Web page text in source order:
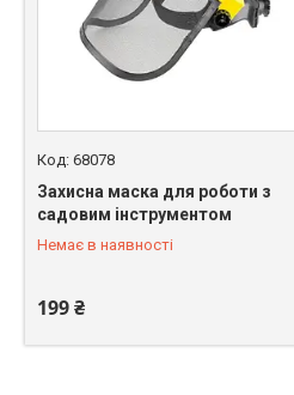
68078
Захисна маска для роботи з
садовим інструментом
Немає в наявності
199 ₴